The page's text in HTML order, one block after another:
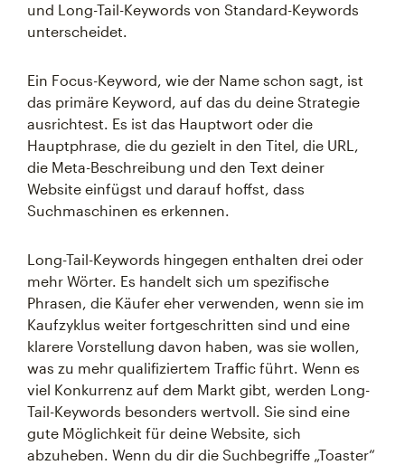
und Long-Tail-Keywords von Standard-Keywords
unterscheidet.
Ein Focus-Keyword, wie der Name schon sagt, ist
das primäre Keyword, auf das du deine Strategie
ausrichtest. Es ist das Hauptwort oder die
Hauptphrase, die du gezielt in den Titel, die URL,
die Meta-Beschreibung und den Text deiner
Website einfügst und darauf hoffst, dass
Suchmaschinen es erkennen.
Long-Tail-Keywords hingegen enthalten drei oder
mehr Wörter. Es handelt sich um spezifische
Phrasen, die Käufer eher verwenden, wenn sie im
Kaufzyklus weiter fortgeschritten sind und eine
klarere Vorstellung davon haben, was sie wollen,
was zu mehr qualifiziertem Traffic führt. Wenn es
viel Konkurrenz auf dem Markt gibt, werden Long-
Tail-Keywords besonders wertvoll. Sie sind eine
gute Möglichkeit für deine Website, sich
abzuheben. Wenn du dir die Suchbegriffe „Toaster“